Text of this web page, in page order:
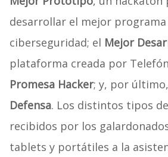
desarrollar el mejor programa
ciberseguridad; el Mejor
plataforma creada por
PromesaHacker; y, por
Defensa. Los distintos tipos
recibidos por los
tablets y portátiles a la